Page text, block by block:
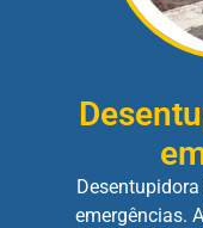
emergências.